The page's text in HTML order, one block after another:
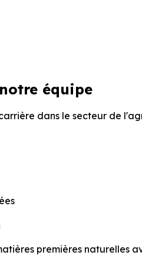
équipe
dans le secteur de
premières naturelles